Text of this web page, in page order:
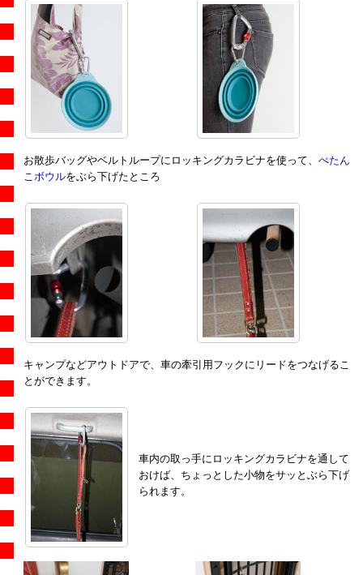
お散歩バッグやベルトループにロッキングカラビナを使って、 ぺたん
こボウルをぶら下げたところ
キャンプなどアウトドアで、車の牽引用フックにリードをつなげるこ
とができます。
車内の取っ手にロッキングカラビナを通して
おけば、ちょっとした小物をサッとぶら下げ
られます。